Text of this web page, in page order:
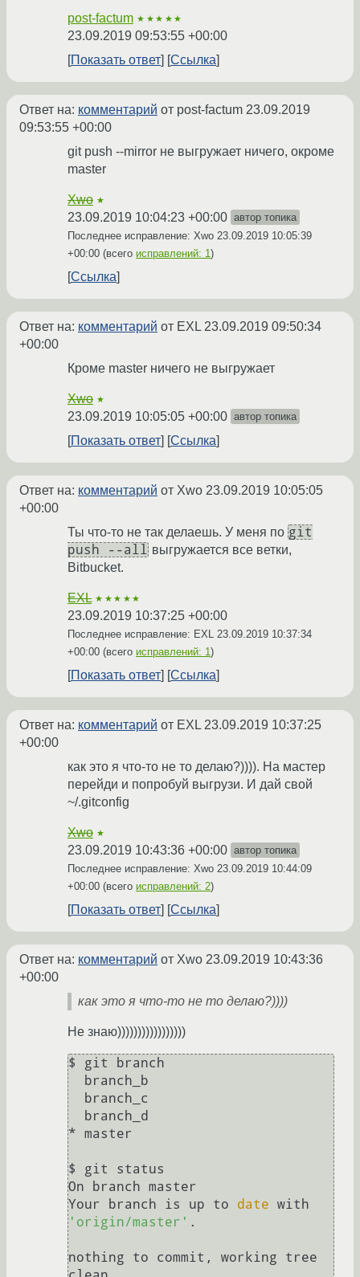
post-factum ★★★★★
23.09.2019 09:53:55 +00:00
Показать ответ
Ссылка
Ответ на: комментарий от post-factum 23.09.2019
09:53:55 +00:00
git push --mirror не выгружает ничего, окроме
master
Xwo ★
23.09.2019 10:04:23 +00:00 автор топика
Последнее исправление: Xwo 23.09.2019 10:05:39
+00:00 (всего исправлений: 1)
Ссылка
Ответ на: комментарий от EXL23.09.2019 09:50:34
+00:00
Кроме master ничего не выгружает
Xwo ★
23.09.2019 10:05:05 +00:00 автор топика
Показать ответ Ссылка
Ответ на: комментарий от Xwo 23.09.2019 10:05:05
+00:00
Ты что-то не так делаешь. У меня по git
push --all выгружается все ветки,
Bitbucket.
EXL ★★★★★
23.09.2019 10:37:25 +00:00
Последнее исправление: EXL 23.09.2019 10:37:34
+00:00 (всего исправлений: 1)
Показать ответ Ссылка
Ответ на: комментарий от EXL23.09.2019 10:37:25
+00:00
как это я что-то не то делаю?)))). На мастер
перейди и попробуй выгрузи. И дай свой
~/.gitconfig
Xwo ★
23.09.2019 10:43:36 +00:00 автор топика
Последнее исправление: Xwo 23.09.2019 10:44:09
+00:00 (всего исправлений: 2)
Показать ответ Ссылка
Ответ на: комментарий от Xwo 23.09.2019 10:43:36
+00:00
как это я что-то не то делаю?))))
Не знаю)))))))))))))))))
$ git branch
* master
$ git status
On branch master
Your branch is up to date
'origin/master' .
nothing to commit, working tree